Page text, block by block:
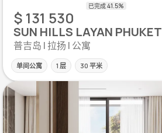
$ 131 530
SUN HILLS LAYAN PHUKET
普吉岛 | 拉扬 | 公寓
单间公寓 1 层 30 平米